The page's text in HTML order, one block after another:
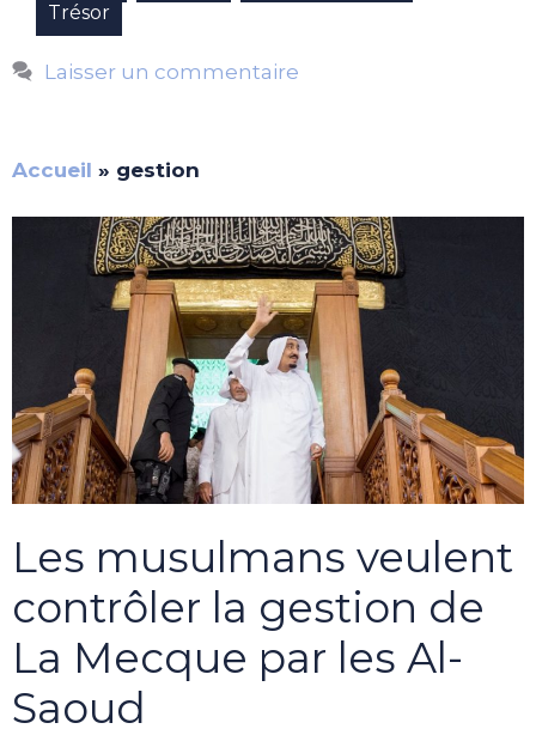
Trésor
Laisser un commentaire
Accueil » gestion
Les musulmans veulent
contrôler la gestion de
La Mecque par les Al-
Saoud